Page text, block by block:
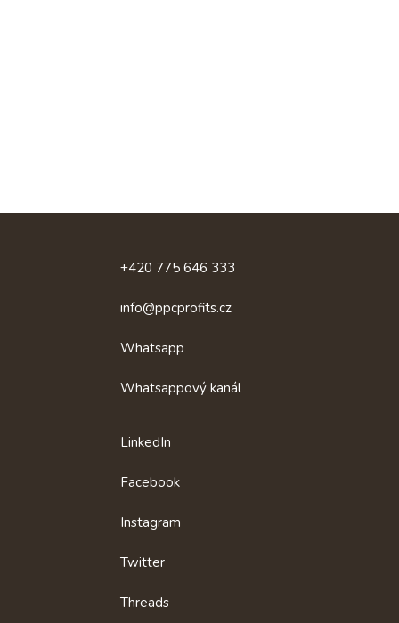
Rychlý
+420 775 646 333
info@ppcprofits.cz
Whatsapp
Whatsappový kanál
LinkedIn
Facebook
Instagram
Twitter
Threads